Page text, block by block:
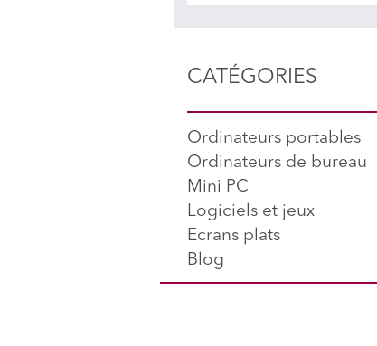
CATÉGORIES
Ordinateurs portables
Ordinateurs de bureau
Mini PC
Logiciels et jeux
Ecrans plats
Blog